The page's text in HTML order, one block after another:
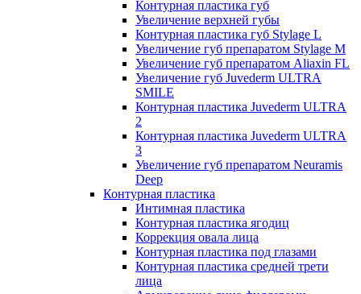
Контурная пластика губ
Увеличение верхней губы
Контурная пластика губ Stylage L
Увеличение губ препаратом Stylage M
Увеличение губ препаратом Aliaxin FL
Увеличение губ Juvederm ULTRA
SMILE
Контурная пластика Juvederm ULTRA
2
Контурная пластика Juvederm ULTRA
3
Увеличение губ препаратом Neuramis
Deep
Контурная пластика
Интимная пластика
Контурная пластика ягодиц
Коррекция овала лица
Контурная пластика под глазами
Контурная пластика средней трети
лица